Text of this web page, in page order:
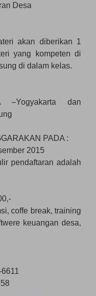
Desa
akan diberikan 1
yang kompeten di
di dalam kelas.
–Yogyakarta dan
PADA :
2015
pendaftaran adalah
coffe break, training
keuangan desa,